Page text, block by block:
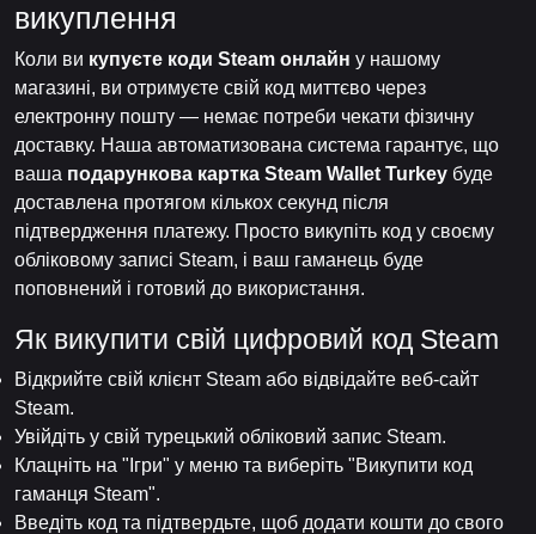
викуплення
Коли ви купуєте коди Steam онлайн у нашому
магазині, ви отримуєте свій код миттєво через
електронну пошту — немає потреби чекати фізичну
доставку. Наша автоматизована система гарантує, що
ваша подарункова картка Steam Wallet Turkey буде
доставлена протягом кількох секунд після
підтвердження платежу. Просто викупіть код у своєму
обліковому записі Steam, і ваш гаманець буде
поповнений і готовий до використання.
Як викупити свій цифровий код Steam
Відкрийте свій клієнт Steam або відвідайте веб-сайт
Steam.
Увійдіть у свій турецький обліковий запис Steam.
Клацніть на "Ігри" у меню та виберіть "Викупити код
гаманця Steam".
Введіть код та підтвердьте, щоб додати кошти до свого